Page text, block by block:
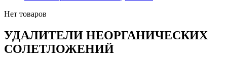
Нет товаров
УДАЛИТЕЛИ НЕОРГАНИЧЕСКИХ
СОЛЕТЛОЖЕНИЙ